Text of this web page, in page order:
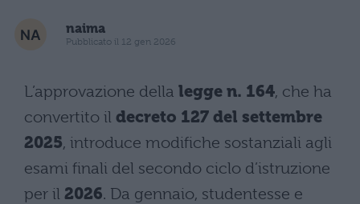
naima
Pubblicato il 12 gen 2026
L’approvazione della legge n. 164, che ha
convertito il decreto 127 del settembre
2025, introduce modifiche sostanziali agli
esami finali del secondo ciclo d’istruzione
per il 2026. Da gennaio, studentesse e